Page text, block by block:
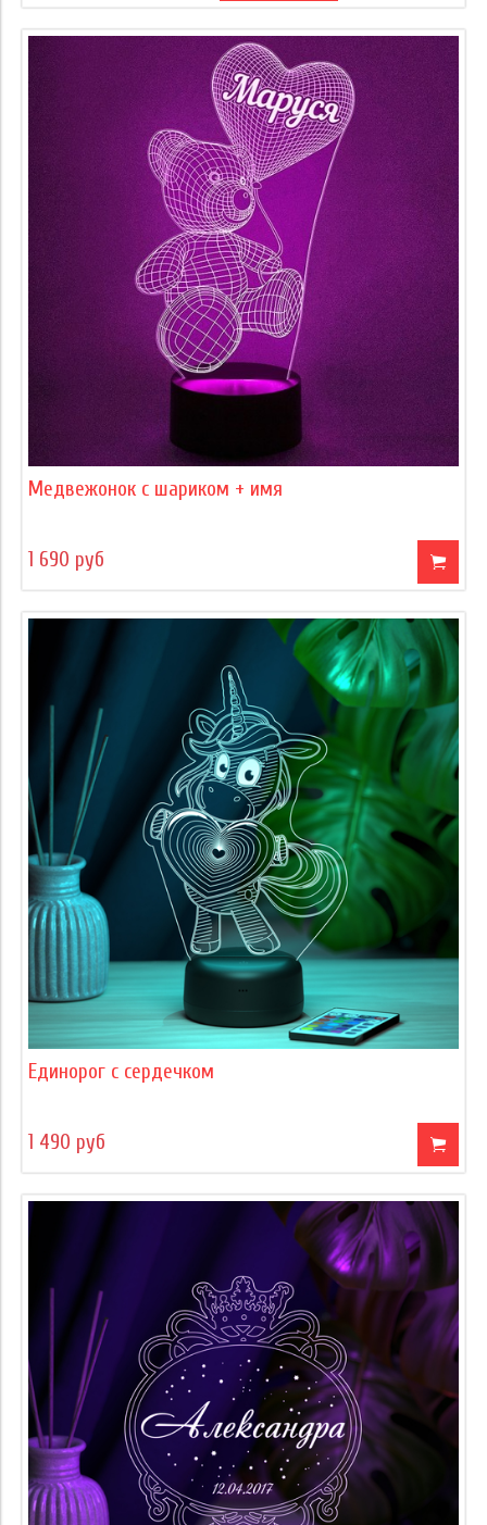
Медвежонок с шариком + имя
1 690 руб
Единорог с сердечком
1 490 руб